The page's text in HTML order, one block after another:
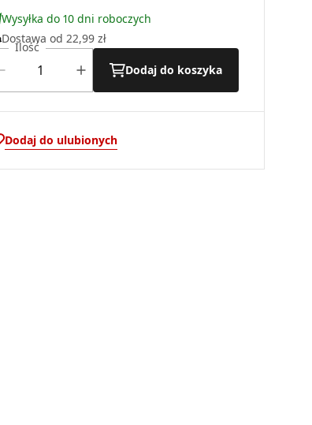
Wysyłka do 10 dni roboczych
Dostawa od 22,99 zł
Ilość
Dodaj do koszyka
Dodaj do ulubionych